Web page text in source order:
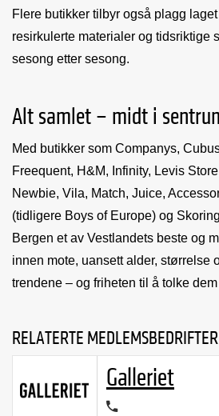
Flere butikker tilbyr også plagg
resirkulerte materialer og tidsriktige
sesong etter sesong.
Alt samlet – midt i
Med butikker som Companys,
Freequent, H&M, Infinity, Levis
Newbie, Vila, Match, Juice,
(tidligere Boys of Europe) og
Bergen et av Vestlandets beste og
innen mote, uansett alder, størrelse
trendene – og friheten til å tolke
RELATERTE
Galleriet